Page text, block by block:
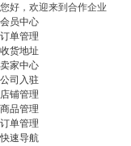
您好，欢迎来到合作企业
会员中心
订单管理
收货地址
卖家中心
公司入驻
店铺管理
商品管理
订单管理
快速导航